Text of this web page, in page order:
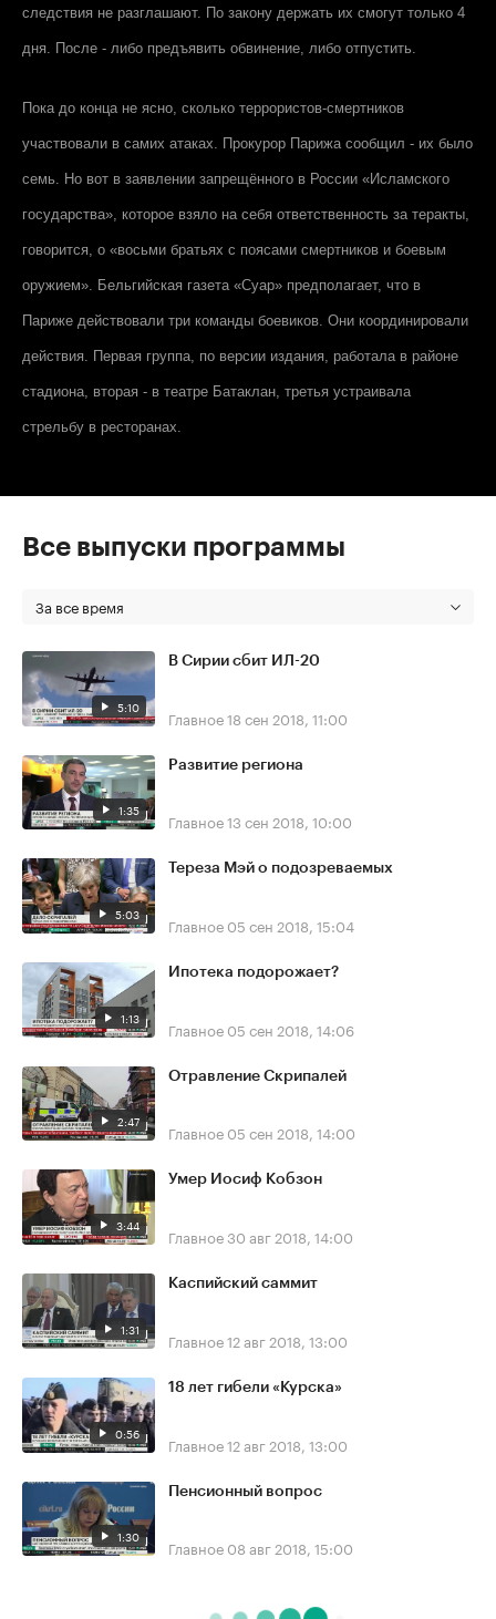
следствия не разглашают. По закону держать их смогут только 4
дня. После - либо предъявить обвинение, либо отпустить.
Пока до конца не ясно, сколько террористов-смертников
участвовали в самих атаках. Прокурор Парижа сообщил - их было
семь. Но вот в заявлении запрещённого в России «Исламского
государства», которое взяло на себя ответственность за теракты,
говорится, о «восьми братьях с поясами смертников и боевым
оружием». Бельгийская газета «Суар» предполагает, что в
Париже действовали три команды боевиков. Они координировали
действия. Первая группа, по версии издания, работала в районе
стадиона, вторая - в театре Батаклан, третья устраивала
стрельбу в ресторанах.
Все выпуски программы
За все время
5:10
В Сирии сбит ИЛ-20
Главное18 сен 2018, 11:00
1:35
Развитие региона
Главное13 сен 2018, 10:00
5:03
Тереза Мэй о подозреваемых
Главное 05 сен 2018, 15:04
1:13
Ипотека подорожает?
Главное 05 сен 2018, 14:06
2:47
Отравление Скрипалей
Главное 05 сен 2018, 14:00
3:44
Умер Иосиф Кобзон
Главное30 авг 2018, 14:00
1:31
Каспийский саммит
Главное12 авг 2018, 13:00
0:56
18 лет гибели «Курска»
Главное12 авг 2018, 13:00
1:30
Пенсионный вопрос
Главное 08 авг 2018, 15:00